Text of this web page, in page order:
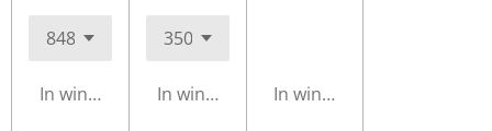
In winkelwagenIn winkelwagenIn winkelwagen